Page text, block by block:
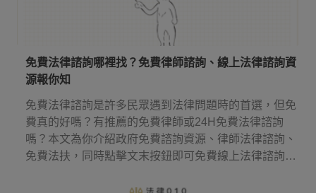
免費法律諮詢哪裡找？免費律師諮詢、線上法律諮詢資
源報你知
免費法律諮詢是許多民眾遇到法律問題時的首選，但免
費真的好嗎？有推薦的免費律師或24H免費法律諮詢
嗎？本文為你介紹政府免費諮詢資源、律師法律諮詢、
免費法扶，同時點擊文末按鈕即可免費線上法律諮詢，